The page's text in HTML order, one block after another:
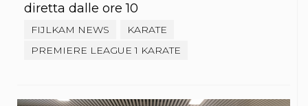
Mappa del sito
Contatti
News
Webinar
diretta dalle ore 10
FIJLKAM NEWS
KARATE
PREMIERE LEAGUE 1 KARATE